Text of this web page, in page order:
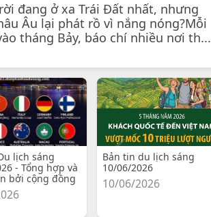
đang ở xa Trái Đất nhất, nhưng
Âu lại phát rồ vì nắng nóng?Mỗi
tháng Bảy, báo chí nhiều nơi th...
lịch sáng
- Tổng hợp và
bởi cộng đồng
Bản tin du lịch sáng
10/06/2026
10/06/2026